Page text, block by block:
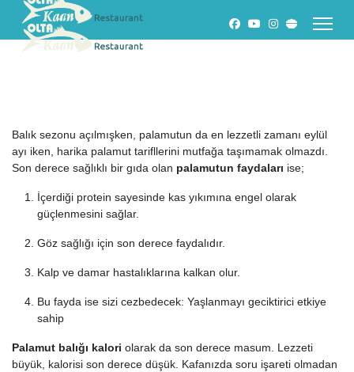
Balık sezonu açılmışken, palamutun da en lezzetli zamanı eylül
ayı iken, harika palamut tarifllerini mutfağa taşımamak olmazdı.
Son derece sağlıklı bir gıda olan palamutun faydaları ise;
İçerdiği protein sayesinde kas yıkımına engel olarak
güçlenmesini sağlar.
Göz sağlığı için son derece faydalıdır.
Kalp ve damar hastalıklarına kalkan olur.
Bu fayda ise sizi cezbedecek: Yaşlanmayı geciktirici etkiye
sahip
Palamut balığı kalori olarak da son derece masum. Lezzeti
büyük, kalorisi son derece düşük. Kafanızda soru işareti olmadan